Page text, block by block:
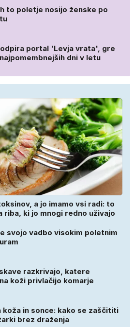
to poletje nosijo ženske po
odpira portal 'Levja vrata', gre
dni v letu
a jo imamo vsi radi: to
riba, ki jo mnogi redno uživajo
svojo vadbo visokim poletnim
razkrivajo, katere
koži privlačijo komarje
koža in sonce: kako se zaščititi
brez draženja